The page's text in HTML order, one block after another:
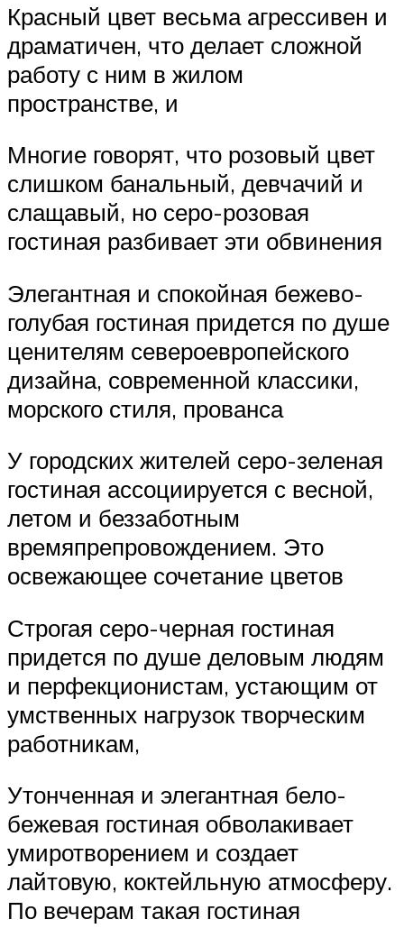
Красный цвет весьма агрессивен и
драматичен, что делает сложной
работу с ним в жилом
пространстве, и
Многие говорят, что розовый цвет
слишком банальный, девчачий и
слащавый, но серо-розовая
гостиная разбивает эти обвинения
Элегантная и спокойная бежево-
голубая гостиная придется по душе
ценителям североевропейского
дизайна, современной классики,
морского стиля, прованса
У городских жителей серо-зеленая
гостиная ассоциируется с весной,
летом и беззаботным
времяпрепровождением. Это
освежающее сочетание цветов
Строгая серо-черная гостиная
придется по душе деловым людям
и перфекционистам, устающим от
умственных нагрузок творческим
работникам,
Утонченная и элегантная бело-
бежевая гостиная обволакивает
умиротворением и создает
лайтовую, коктейльную атмосферу.
По вечерам такая гостиная